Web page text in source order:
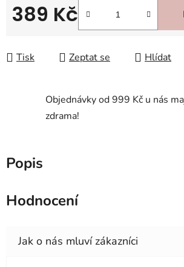
389 Kč
Tisk Zeptat se Hlídat
Objednávky od 999 Kč u nás
zdrama!
Popis
Hodnocení